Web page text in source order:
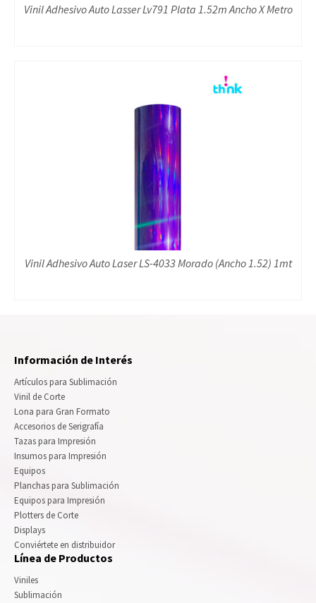
Vinil Adhesivo Auto Lasser Lv791 Plata 1.52m Ancho X Metro
Vinil Adhesivo Auto Laser LS-4033 Morado (Ancho 1.52) 1mt
Información de Interés
Artículos para Sublimación
Vinil de Corte
Lona para Gran Formato
Accesorios de Serigrafía
Tazas para Impresión
Insumos para Impresión
Equipos
Planchas para Sublimación
Equipos para Impresión
Plotters de Corte
Displays
Conviértete en distribuidor
Línea de Productos
Viniles
Sublimación